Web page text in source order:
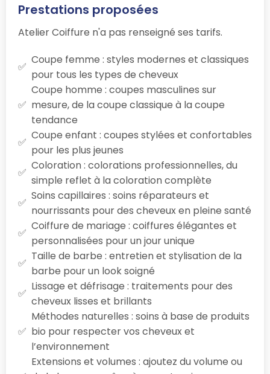
Prestations proposées
Atelier Coiffure n'a pas renseigné ses tarifs.
Coupe femme : styles modernes et classiques
pour tous les types de cheveux
Coupe homme : coupes masculines sur
mesure, de la coupe classique à la coupe
tendance
Coupe enfant : coupes stylées et confortables
pour les plus jeunes
Coloration : colorations professionnelles, du
simple reflet à la coloration complète
Soins capillaires : soins réparateurs et
nourrissants pour des cheveux en pleine santé
Coiffure de mariage : coiffures élégantes et
personnalisées pour un jour unique
Taille de barbe : entretien et stylisation de la
barbe pour un look soigné
Lissage et défrisage : traitements pour des
cheveux lisses et brillants
Méthodes naturelles : soins à base de produits
bio pour respecter vos cheveux et
l’environnement
Extensions et volumes : ajoutez du volume ou